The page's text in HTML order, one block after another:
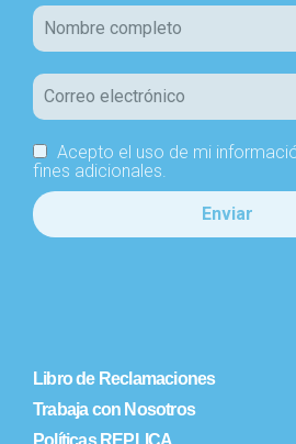
Acepto el uso de mi
fines adicionales.
Libro de Reclamaciones
Trabaja con Nosotros
Políticas REPLICA